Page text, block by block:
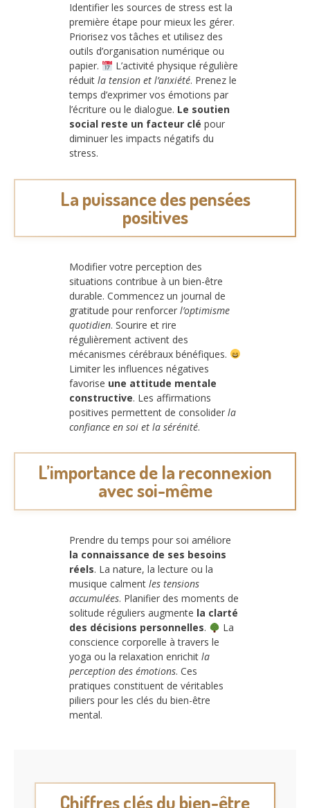
Identifier les sources de stress est la
première étape pour mieux les gérer.
Priorisez vos tâches et utilisez des
outils d’organisation numérique ou
papier.
L’activité physique régulière
réduit la tension et l’anxiété. Prenez le
temps d’exprimer vos émotions par
l’écriture ou le dialogue. Le soutien
social reste un facteur clé pour
diminuer les impacts négatifs du
stress.
La puissance des pensées
positives
Modifier votre perception des
situations contribue à un bien-être
durable. Commencez un journal de
gratitude pour renforcer l’optimisme
quotidien. Sourire et rire
régulièrement activent des
mécanismes cérébraux bénéfiques.
Limiter les influences négatives
favorise une attitude mentale
constructive. Les affirmations
positives permettent de consolider la
confiance en soi et la sérénité.
L’importance de la reconnexion
avec soi-même
Prendre du temps pour soi améliore
la connaissance de ses besoins
réels. La nature, la lecture ou la
musique calment les tensions
accumulées. Planifier des moments de
solitude réguliers augmente la clarté
des décisions personnelles.
La
conscience corporelle à travers le
yoga ou la relaxation enrichit la
perception des émotions. Ces
pratiques constituent de véritables
piliers pour les clés du bien-être
mental.
Chiffres clés du bien-être